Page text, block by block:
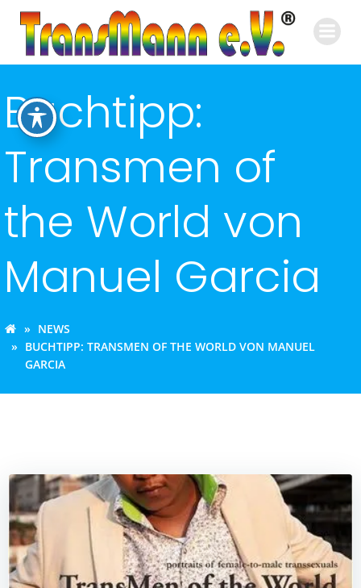
Inhalt
springen
Buchtipp:
Transmen of
the World von
Manuel Garcia
NEWS
BUCHTIPP: TRANSMEN OF THE WORLD VON MANUEL
GARCIA